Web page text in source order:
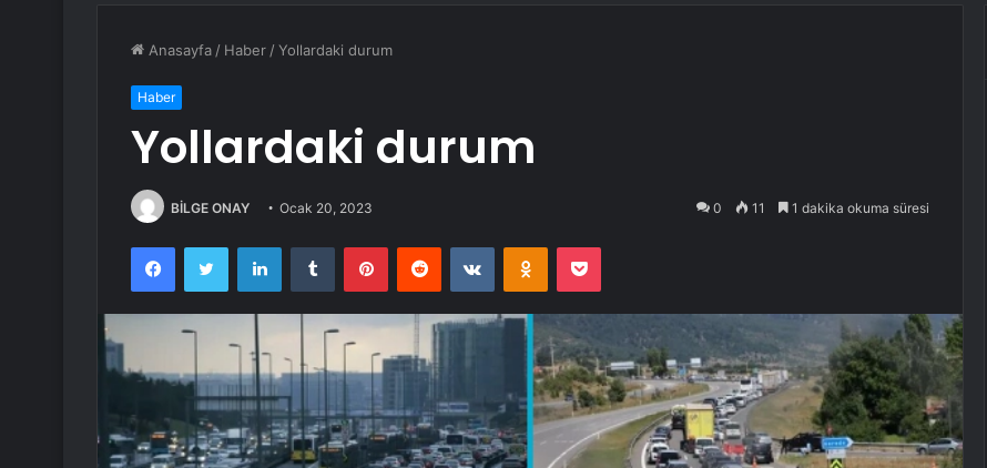
Anasayfa / Haber /Yollardaki durum
Haber
Yollardaki durum
BİLGE ONAY Ocak 20, 2023 0 11 1 dakika okuma süresi
FacebookTwitter LinkedInTumblr PinterestReddit VKontakteOdnoklassniki
Pocket